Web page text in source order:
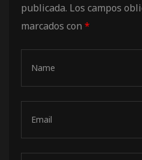
publicada. Los campos
marcados con *